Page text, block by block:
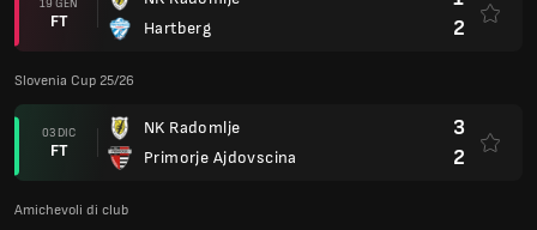
19 GEN
FT
Hartberg
2
Slovenia Cup 25/26
03 DIC
FT
NK Radomlje
Primorje Ajdovscina
3
2
Amichevoli di club